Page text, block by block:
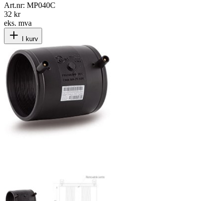
Art.nr: MP040C
32 kr
eks. mva
I kurv